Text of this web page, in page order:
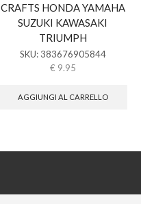
CRAFTS HONDA YAMAHA
SUZUKI KAWASAKI
TRIUMPH
SKU: 383676905844
€ 9.95
AGGIUNGI AL CARRELLO